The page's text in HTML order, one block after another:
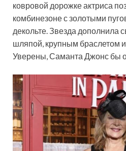
ковровой дорожке актриса
комбинезоне с золотыми
декольте. Звезда дополнила
шляпой, крупным браслетом
Уверены, Саманта Джонс бы